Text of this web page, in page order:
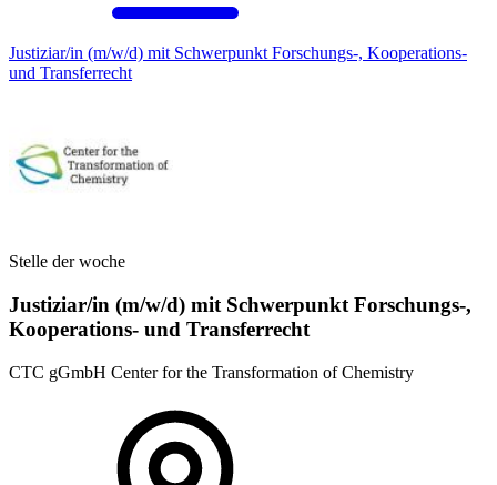
Justiziar/in (m/w/d) mit Schwerpunkt Forschungs-, Kooperations-
und Transferrecht
Stelle der woche
Justiziar/in (m/w/d) mit Schwerpunkt Forschungs-,
Kooperations- und Transferrecht
CTC gGmbH Center for the Transformation of Chemistry